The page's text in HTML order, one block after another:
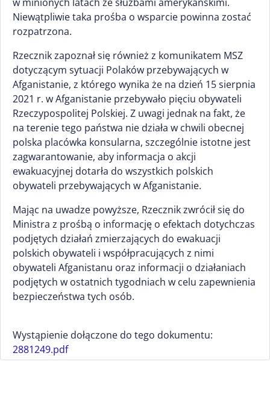
Niewątpliwie taka prośba o wsparcie powinna zostać
rozpatrzona.
Rzecznik zapoznał się również z komunikatem MSZ
dotyczącym sytuacji Polaków przebywających w
Afganistanie, z którego wynika że na dzień 15 sierpnia
2021 r. w Afganistanie przebywało pięciu obywateli
Rzeczypospolitej Polskiej. Z uwagi jednak na fakt, że
na terenie tego państwa nie działa w chwili obecnej
polska placówka konsularna, szczególnie istotne jest
zagwarantowanie, aby informacja o akcji
ewakuacyjnej dotarła do wszystkich polskich
obywateli przebywających w Afganistanie.
Mając na uwadze powyższe, Rzecznik zwrócił się do
Ministra z prośbą o informację o efektach dotychczas
podjętych działań zmierzających do ewakuacji
polskich obywateli i współpracujących z nimi
obywateli Afganistanu oraz informacji o działaniach
podjętych w ostatnich tygodniach w celu zapewnienia
bezpieczeństwa tych osób.
Wystąpienie dołączone do tego dokumentu:
2881249.pdf